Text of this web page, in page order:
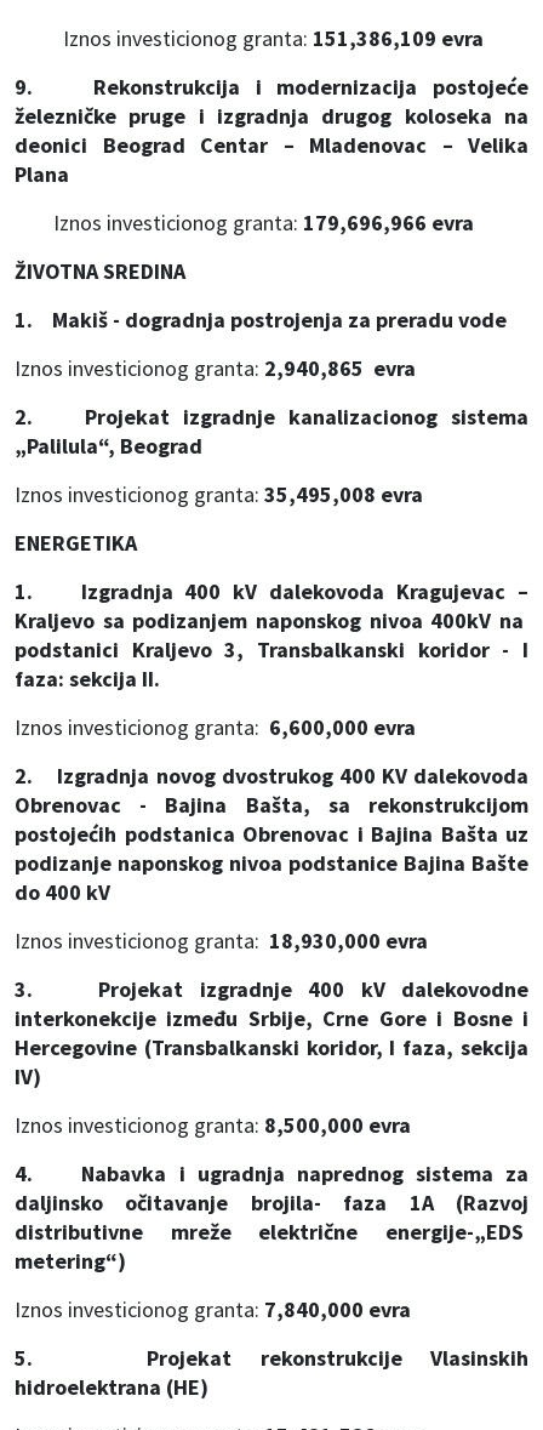
Iznos investicionog granta: 151,386,109 evra
9. Rekonstrukcija i modernizacija postojeće
železničke pruge i izgradnja drugog koloseka na
deonici Beograd Centar – Mladenovac – Velika
Plana
Iznos investicionog granta: 179,696,966 evra
ŽIVOTNA SREDINA
1. Makiš - dogradnja postrojenja za preradu vode
Iznos investicionog granta: 2,940,865 evra
2. Projekat izgradnje kanalizacionog sistema
„Palilula“, Beograd
Iznos investicionog granta: 35,495,008 evra
ENERGETIKA
1. Izgradnja 400 kV dalekovoda Kragujevac –
Kraljevo sa podizanjem naponskog nivoa 400kV na
podstanici Kraljevo 3, Transbalkanski koridor - I
faza: sekcija II.
Iznos investicionog granta: 6,600,000 evra
2. Izgradnja novog dvostrukog 400 KV dalekovoda
Obrenovac - Bajina Bašta, sa rekonstrukcijom
postojećih podstanica Obrenovac i Bajina Bašta uz
podizanje naponskog nivoa podstanice Bajina Bašte
do 400 kV
Iznos investicionog granta: 18,930,000 evra
3. Projekat izgradnje 400 kV dalekovodne
interkonekcije između Srbije, Crne Gore i Bosne i
Hercegovine (Transbalkanski koridor, I faza, sekcija
IV)
Iznos investicionog granta: 8,500,000 evra
4. Nabavka i ugradnja naprednog sistema za
daljinsko očitavanje brojila- faza 1A (Razvoj
distributivne mreže električne energije-„EDS
metering“)
Iznos investicionog granta: 7,840,000 evra
5. Projekat rekonstrukcije Vlasinskih
hidroelektrana (HE)